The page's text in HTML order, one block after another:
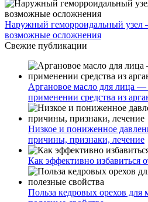
Наружный геморроидальный узел
возможные осложнения
Свежие публикации
Аргановое масло для лица —
применении средства из
Низкое и пониженное
причины, признаки, лечение
Как эффективно избавиться
Польза кедровых орехов